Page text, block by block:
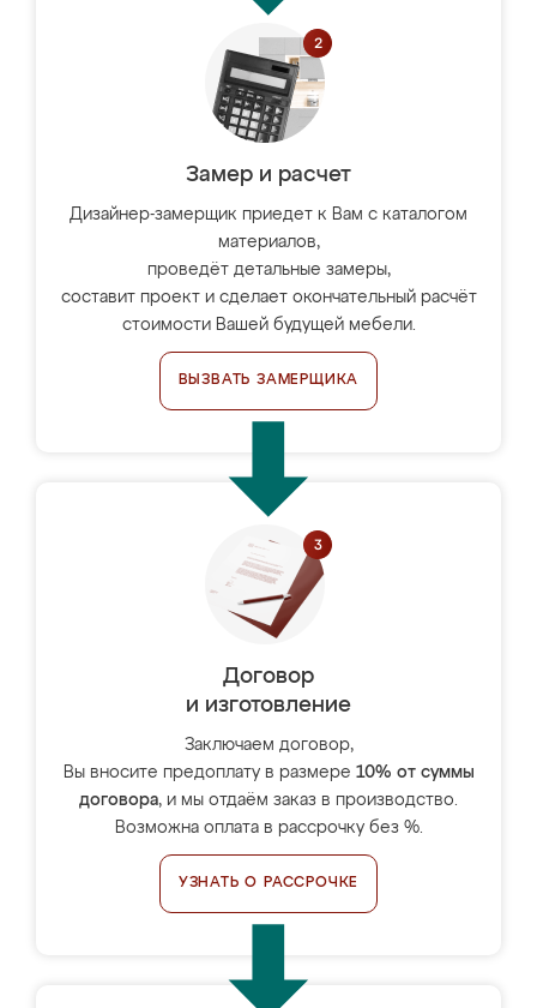
Замер и расчет
Дизайнер-замерщик приедет к Вам с каталогом
материалов,
проведёт детальные замеры,
составит проект и сделает окончательный расчёт
стоимости Вашей будущей мебели.
ВЫЗВАТЬ ЗАМЕРЩИКА
Договор
и изготовление
Заключаем договор,
Вы вносите предоплату в размере 10% от суммы
договора, и мы отдаём заказ в производство.
Возможна оплата в рассрочку без %.
УЗНАТЬ О РАССРОЧКЕ